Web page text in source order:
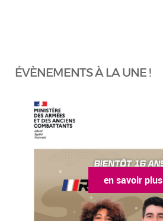
ÉVÈNEMENTS À LA UNE !
en savoir plus